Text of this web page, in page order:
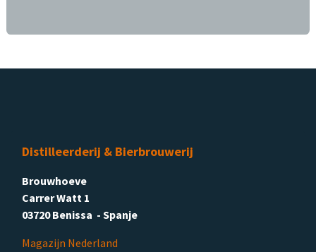
Distilleerderij & Bierbrouwerij
Brouwhoeve
Carrer Watt 1
03720 Benissa - Spanje
Magazijn Nederland